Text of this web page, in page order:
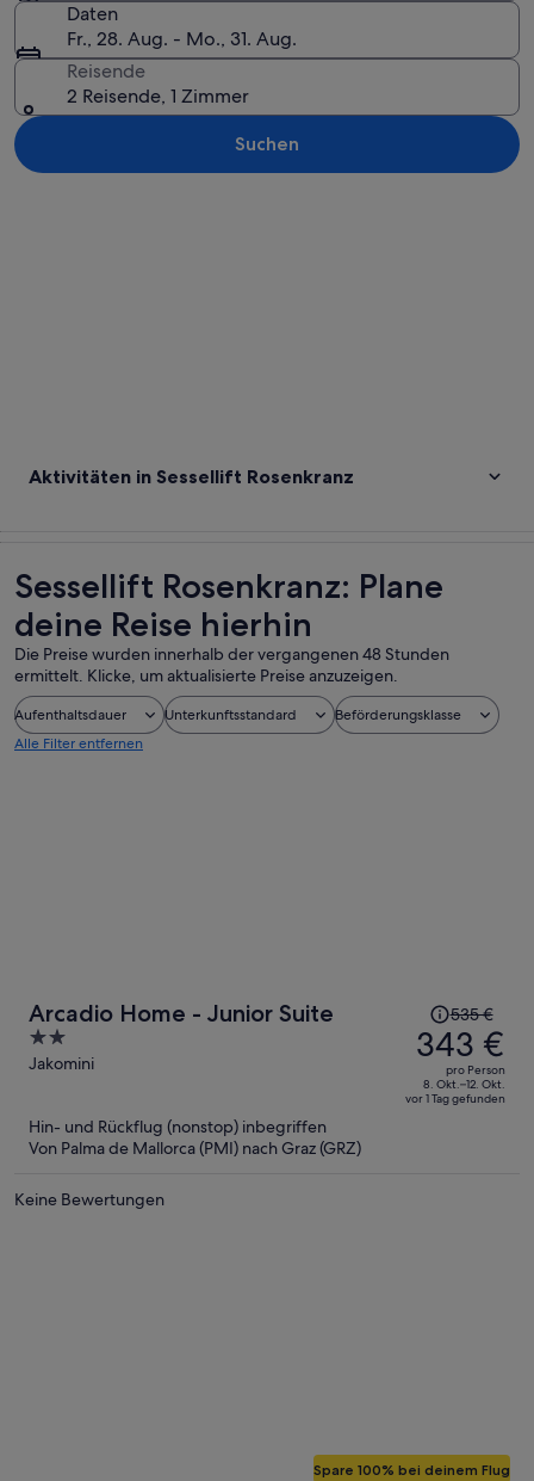
Daten
Fr., 28. Aug. - Mo., 31. Aug.
Reisende
2 Reisende, 1 Zimmer
Suchen
Aktivitäten in Sessellift Rosenkranz
Sessellift Rosenkranz: Plane
deine Reise hierhin
Die Preise wurden innerhalb der vergangenen 48 Stunden
ermittelt. Klicke, um aktualisierte Preise anzuzeigen.
Aufenthaltsdauer Unterkunftsstandard
Beförderungsklasse
Alle Filter entfernen
Arcadio Home - Junior Suite
2
out
Jakomini
Der
Preis
betrug
535 €,
jetzt
535 €
343 €
pro Person
8. Okt.–12. Okt.
vor 1 Tag gefunden
Hin- und Rückflug (nonstop) inbegriffen
Von Palma de Mallorca (PMI) nach Graz (GRZ)
Keine Bewertungen
Spare 100% bei deinem Flug